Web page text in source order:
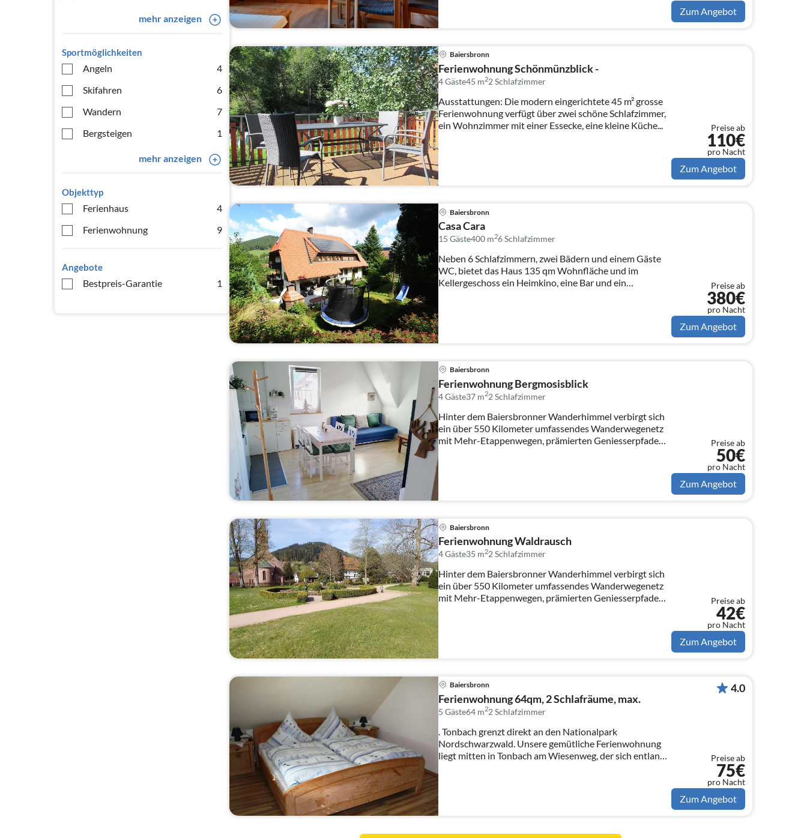
mehr anzeigen
Sportmöglichkeiten
Angeln
4
Skifahren
6
Wandern
7
Bergsteigen
1
mehr anzeigen
Objekttyp
Ferienhaus
4
Ferienwohnung
9
Angebote
Bestpreis-Garantie 1
Zum Angebot
Baiersbronn
Ferienwohnung Schönmünzblick -
4 Gäste45 m22Schlafzimmer
Ausstattungen: Die modern eingerichtete 45 m² grosse
Ferienwohnung verfügt über zwei schöne Schlafzimmer,
ein Wohnzimmer mit einer Essecke, eine kleine Küche...
Preise ab
110€
pro Nacht
Zum Angebot
Baiersbronn
Casa Cara
15 Gäste400 m26Schlafzimmer
Neben 6 Schlafzimmern, zwei Bädern und einem Gäste
WC, bietet das Haus 135 qm Wohnfläche und im
Kellergeschoss ein Heimkino, eine Bar und ein
Preise ab
380€
pro Nacht
Zum Angebot
Baiersbronn
Ferienwohnung Bergmosisblick
4 Gäste37 m22Schlafzimmer
Hinter dem Baiersbronner Wanderhimmel verbirgt sich
ein über 550 Kilometer umfassendes Wanderwegenetz
mit Mehr-Etappenwegen, prämierten Geniesserpfaden
Preise ab
50€
pro Nacht
Zum Angebot
Baiersbronn
Ferienwohnung Waldrausch
4 Gäste35 m22Schlafzimmer
Hinter dem Baiersbronner Wanderhimmel verbirgt sich
ein über 550 Kilometer umfassendes Wanderwegenetz
mit Mehr-Etappenwegen, prämierten Geniesserpfaden
Preise ab
42€
pro Nacht
Zum Angebot
Baiersbronn
Ferienwohnung 64qm, 2 Schlafräume, max.
5 Gäste64 m22Schlafzimmer
. Tonbach grenzt direkt an den Nationalpark
Nordschwarzwald. Unsere gemütliche Ferienwohnung
liegt mitten in Tonbach am Wiesenweg, der sich entlang
4.0
Preise ab
75€
pro Nacht
Zum Angebot